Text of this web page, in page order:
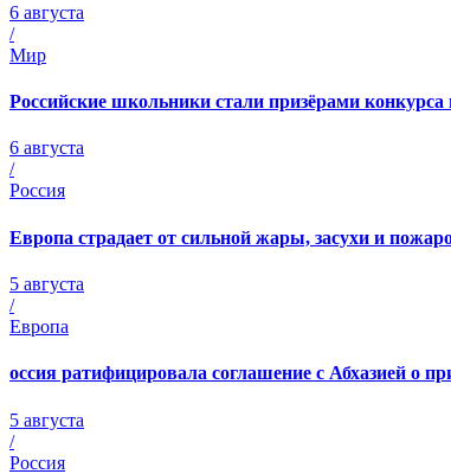
6 августа
/
Мир
Российские школьники стали призёрами
6 августа
/
Россия
Европа страдает от сильной жары, засухи и
5 августа
/
Европа
оссия ратифицировала соглашение с Абхазией о
5 августа
/
Россия